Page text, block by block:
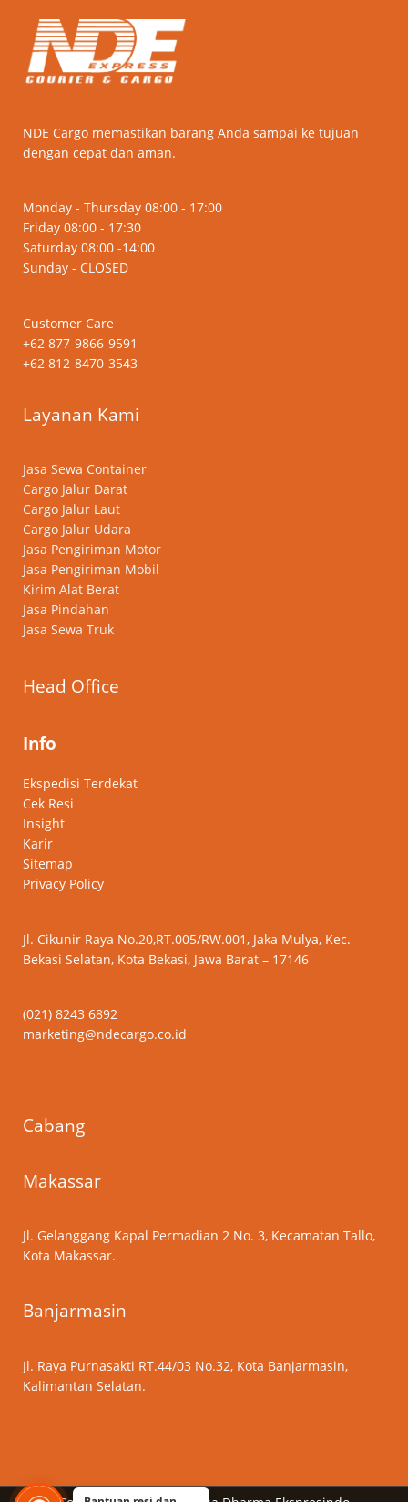
NDE Cargo memastikan barang Anda sampai ke tujuan
dengan cepat dan aman.
Monday - Thursday 08:00 - 17:00
Friday 08:00 - 17:30
Saturday 08:00 -14:00
Sunday - CLOSED
Customer Care
+62 877-9866-9591
+62 812-8470-3543
Layanan Kami
Jasa Sewa Container
Cargo Jalur Darat
Cargo Jalur Laut
Cargo Jalur Udara
Jasa Pengiriman Motor
Jasa Pengiriman Mobil
Kirim Alat Berat
Jasa Pindahan
Jasa Sewa Truk
Head Office
Info
Ekspedisi Terdekat
Cek Resi
Insight
Karir
Sitemap
Privacy Policy
Jl. Cikunir Raya No.20,RT.005/RW.001, Jaka Mulya, Kec.
Bekasi Selatan, Kota Bekasi, Jawa Barat – 17146
(021) 8243 6892
marketing@ndecargo.co.id
Cabang
Makassar
Jl. Gelanggang Kapal Permadian 2 No. 3, Kecamatan Tallo,
Kota Makassar.
Banjarmasin
Jl. Raya Purnasakti RT.44/03 No.32, Kota Banjarmasin,
Kalimantan Selatan.